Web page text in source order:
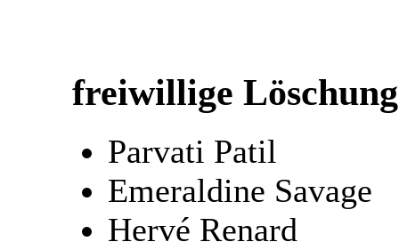
freiwillige
Parvati Patil
Emeraldine Savage
Hervé Renard